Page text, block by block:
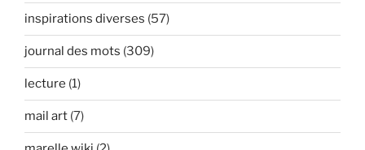
inspirations diverses (57)
journal des mots (309)
lecture (1)
mail art (7)